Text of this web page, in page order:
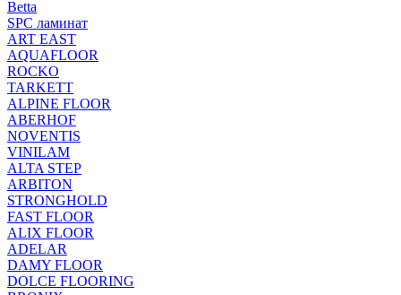
Betta
SPC ламинат
ART EAST
AQUAFLOOR
ROCKO
TARKETT
ALPINE FLOOR
ABERHOF
NOVENTIS
VINILAM
ALTA STEP
ARBITON
STRONGHOLD
FAST FLOOR
ALIX FLOOR
ADELAR
DAMY FLOOR
DOLCE FLOORING